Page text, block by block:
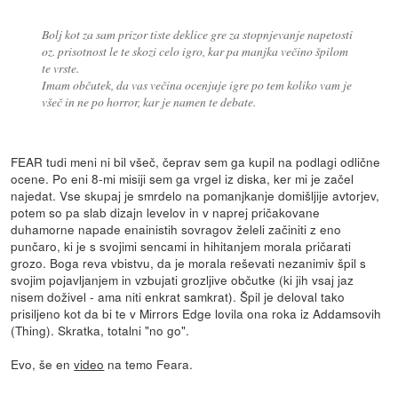
Bolj kot za sam prizor tiste deklice gre za stopnjevanje napetosti
oz. prisotnost le te skozi celo igro, kar pa manjka večino špilom
te vrste.
Imam občutek, da vas večina ocenjuje igre po tem koliko vam je
všeč in ne po horror, kar je namen te debate.
FEAR tudi meni ni bil všeč, čeprav sem ga kupil na podlagi odlične
ocene. Po eni 8-mi misiji sem ga vrgel iz diska, ker mi je začel
najedat. Vse skupaj je smrdelo na pomanjkanje domišljije avtorjev,
potem so pa slab dizajn levelov in v naprej pričakovane
duhamorne napade enainistih sovragov želeli začiniti z eno
punčaro, ki je s svojimi sencami in hihitanjem morala pričarati
grozo. Boga reva vbistvu, da je morala reševati nezanimiv špil s
svojim pojavljanjem in vzbujati grozljive občutke (ki jih vsaj jaz
nisem doživel - ama niti enkrat samkrat). Špil je deloval tako
prisiljeno kot da bi te v Mirrors Edge lovila ona roka iz Addamsovih
(Thing). Skratka, totalni "no go".
Evo, še envideo na temo Feara.